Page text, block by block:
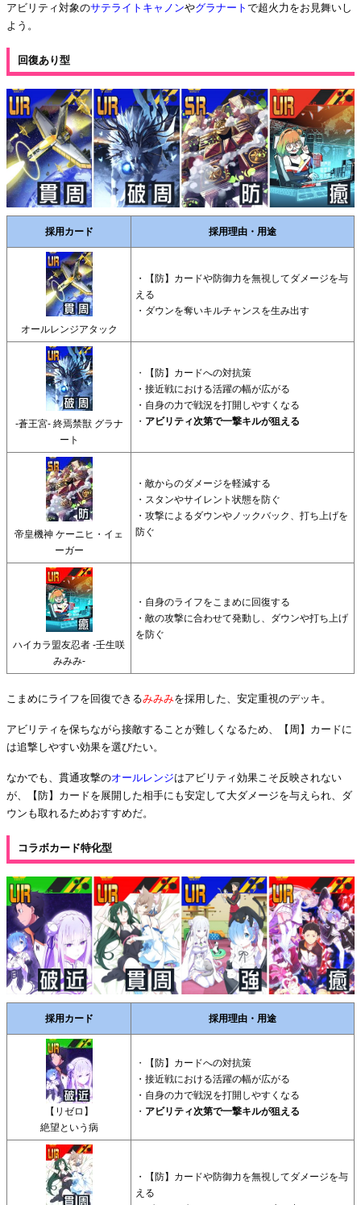
アビリティ対象のサテライトキャノンやグラナート で超火力をお見舞いし
よう。
回復あり型
採用カード 採用理由・用途
オールレンジアタック
・【防】カードや防御力を無視してダメージを与
える
・ダウンを奪いキルチャンスを生み出す
-蒼王宮- 終焉禁獣 グラナ
ート
・
【防】カードへの対抗策
・接近戦における活躍の幅が広がる
・自身の力で戦況を打開しやすくなる
・ アビリティ次第で一撃キルが狙える
帝皇機神 ケーニヒ・イェ
ーガー
・敵からのダメージを軽減する
・スタンやサイレント状態を防ぐ
・攻撃によるダウンやノックバック、打ち上げを
防ぐ
ハイカラ盟友忍者 -壬生咲
みみみ-
・自身のライフをこまめに回復する
・敵の攻撃に合わせて発動し、ダウンや打ち上げ
を防ぐ
こまめにライフを回復できるみみみを採用した、安定重視のデッキ。
アビリティを保ちながら接敵することが難しくなるため、【周】カードに
は追撃しやすい効果を選びたい。
なかでも、貫通攻撃のオールレンジはアビリティ効果こそ反映されない
が、【防】カードを展開した相手にも安定して大ダメージを与えられ、ダ
ウンも取れるためおすすめだ。
コラボカード特化型
採用カード 採用理由・用途
【リゼロ】
絶望という病
・
【防】カードへの対抗策
・接近戦における活躍の幅が広がる
・自身の力で戦況を打開しやすくなる
・ アビリティ次第で一撃キルが狙える
・【防】カードや防御力を無視してダメージを与
える